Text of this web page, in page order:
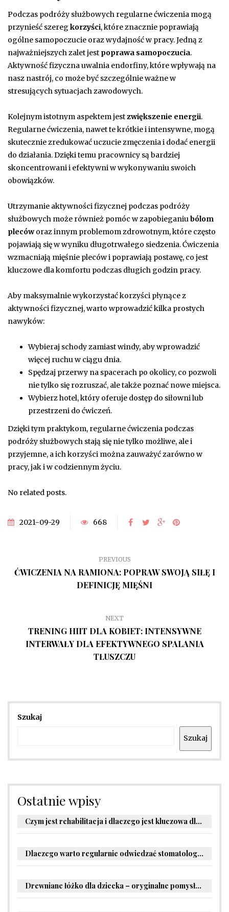
Podczas podróży służbowych regularne ćwiczenia mogą
przynieść szereg korzyści, które znacznie poprawiają
ogólne samopoczucie oraz wydajność w pracy. Jedną z
najważniejszych zalet jest poprawa samopoczucia.
Aktywność fizyczna uwalnia endorfiny, które wpływają na
nasz nastrój, co może być szczególnie ważne w
stresujących sytuacjach zawodowych.
Kolejnym istotnym aspektem jestzwiększenie energii.
Regularne ćwiczenia, nawet te krótkie i intensywne, mogą
skutecznie zredukować uczucie zmęczenia i dodać energii
do działania. Dzięki temu pracownicy są bardziej
skoncentrowani i efektywni w wykonywaniu swoich
obowiązków.
Utrzymanie aktywności fizycznej podczas podróży
służbowych może również pomóc w zapobieganiubólom
plecóworaz innym problemom zdrowotnym, które często
pojawiają się w wyniku długotrwałego siedzenia. Ćwiczenia
wzmacniają mięśnie pleców i poprawiają postawę, co jest
kluczowe dla komfortu podczas długich godzin pracy.
Aby maksymalnie wykorzystać korzyści płynące z
aktywności fizycznej, warto wprowadzić kilka prostych
nawyków:
Wybieraj schody zamiast windy, aby wprowadzić
więcej ruchu w ciągu dnia.
Spędzaj przerwy na spacerach po okolicy, co pozwoli
nie tylko się rozruszać, ale także poznać nowe miejsca.
Wybierz hotel, który oferuje dostęp do siłowni lub
przestrzeni do ćwiczeń.
Dzięki tym praktykom, regularne ćwiczenia podczas
podróży służbowych stają się nie tylko możliwe, ale i
przyjemne, a ich korzyści można zauważyć zarówno w
pracy, jak i w codziennym życiu.
No related posts.
2021-09-29 668
PREVIOUS
ĆWICZENIA NA RAMIONA: POPRAW SWOJĄ SIŁĘ I
DEFINICJĘ MIĘŚNI
NEXT
TRENING HIIT DLA KOBIET: INTENSYWNE
INTERWAŁY DLA EFEKTYWNEGO SPALANIA
TŁUSZCZU
Szukaj
Szukaj
Ostatnie wpisy
Czym jest rehabilitacja i dlaczego jest kluczowa dla powrotu do zdrowia?
Dlaczego warto regularnie odwiedzać stomatologa?
Drewniane łóżko dla dziecka – oryginalne pomysły na aranżację pokoju malucha